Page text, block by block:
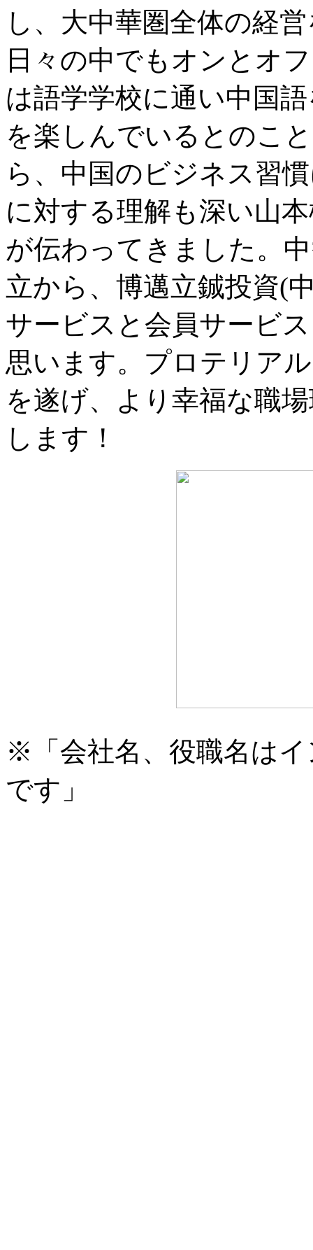
し、大中華圏全体の経
日々の中でもオンとオ
は語学学校に通い中国
を楽しんでいるとのこ
ら、中国のビジネス習
に対する理解も深い山
が伝わってきました。
立から、博邁立鋮投資(
サービスと会員サービ
思います。プロテリア
を遂げ、より幸福な職
します！
※「会社名、役職名は
です」